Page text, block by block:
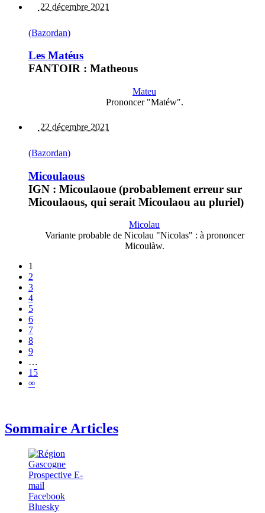
22 décembre 2021
(Bazordan)
Les Matéus
FANTOIR : Matheous
Mateu
Prononcer "Matéw".
22 décembre 2021
(Bazordan)
Micoulaous
IGN : Micoulaoue (probablement erreur sur
Micoulaous, qui serait Micoulaou au pluriel)
Micolau
Variante probable de Nicolau "Nicolas" : à prononcer
Micoulàw.
1
2
3
4
5
6
7
8
9
…
15
∞
Sommaire Articles